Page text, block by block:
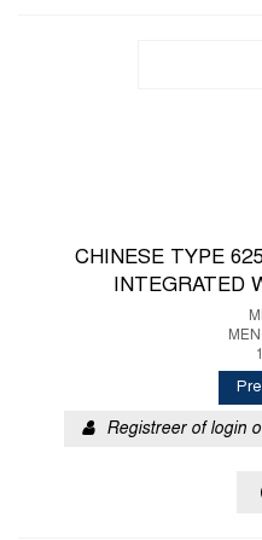
CHINESE TYPE
INTEGRATED
Registreer of login